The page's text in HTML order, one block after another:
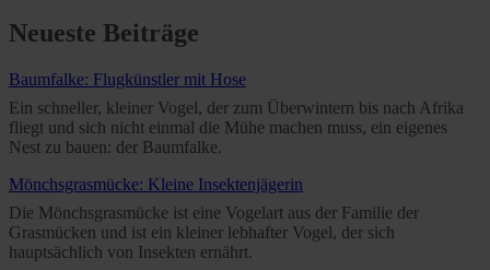
Neueste Beiträge
Baumfalke: Flugkünstler mit Hose
Ein schneller, kleiner Vogel, der zum Überwintern bis nach Afrika
fliegt und sich nicht einmal die Mühe machen muss, ein eigenes
Nest zu bauen: der Baumfalke.
Mönchsgrasmücke: Kleine Insektenjägerin
Die Mönchsgrasmücke ist eine Vogelart aus der Familie der
Grasmücken und ist ein kleiner lebhafter Vogel, der sich
hauptsächlich von Insekten ernährt.